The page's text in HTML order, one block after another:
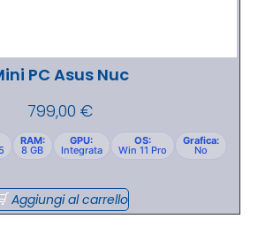
PC Asus Nuc
799,00 €
RAM:
8 GB
GPU:
Integrata
OS:
Win 11 Pro
Grafica:
No
Aggiungi al carrello